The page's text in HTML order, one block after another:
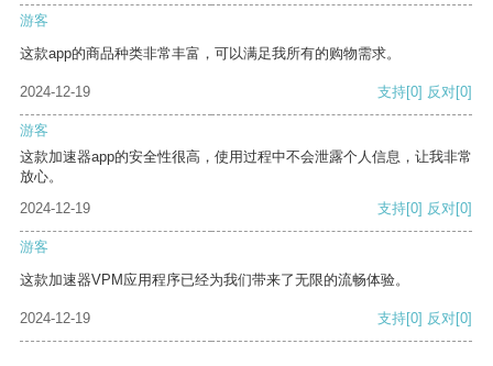
游客
这款app的商品种类非常丰富，可以满足我所有的购物需求。
2024-12-19 支持[0] 反对[0]
游客
这款加速器app的安全性很高，使用过程中不会泄露个人信息，让我非常
放心。
2024-12-19
支持[0] 反对[0]
游客
这款加速器VPM应用程序已经为我们带来了无限的流畅体验。
2024-12-19 支持[0] 反对[0]